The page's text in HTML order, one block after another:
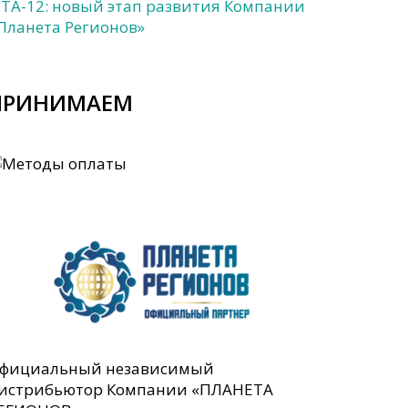
12: новый этап развития Компании
Регионов»
независимый
Компании «ПЛАНЕТА